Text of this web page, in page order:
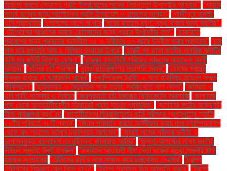
অমান্য করতে সেনাদের প্রতি ইসরায়েলের সাবেক নিরাপত্তা উপদেষ্টার আহ্বান"' "গাজার
সংঘর্ষ বন্ধের জন্য আলোচনার প্রতি ইসরায়েল ও হামাসের আগ্রহ" "গাজীপুরে হামলা:
ওসি প্রত্যাহার "গোসলের আগে না পরে "ঘরের বাতাসে দূষণ: সুস্থ থাকার জন্য করণীয়".
"চট্টগ্রামের আঞ্চলিক ভাষায় রোহিঙ্গাদের জন্য প্রধান উপদেষ্টার বার্তা" "চাকরিতে
প্রবেশের জন্য পুরুষদের বয়সসীমা ৩৫ ও নারীদের ৩৭ বছরে উন্নীত করার প্রস্তাব" "চার
মাস ধরে রপ্তানি আয় ৪ বিলিয়ন ডলারের উপরে" "চারটি পদ ছাড়া জাতীয় নাগরিক কমিটির
বাকি সব কমিটি বিলুপ্ত ঘোষণা" "চারবার বসতভিটা সরিয়েও ভাঙনের আতঙ্কে আলী
আহমদ" "চীনের ৫টি পদক্ষেপ "চুয়েট ছাত্রলীগের সভাপতি আটক" "চোখের স্বাস্থ্য
উন্নত রাখতে যে খাবারগুলি খাবেন" "চ্যাম্পিয়নস ট্রফি: ২ শর্তে হাইব্রিড মডেলে সম্মত
পাকিস্তান" "ছুরিকাঘাত ও বৈদ্যুতিক শকে হত্যা: সবজিখেতে লাশ ফেলা" "জমিয়ত ও
এবি পার্টি: সংস্কার ও নির্বাচন "জয়পুরহাটে হাট ইজারায় সিন্ডিকেটের কারসাজি "জাপানের
পক্ষ থেকে অন্তর্বর্তীকালীন সরকারের প্রতি সমর্থন পুনর্ব্যক্ত" "জার্মানির কঠোর অভিবাসন
নীতি পরিকল্পনা ব্যর্থ"m "জাহাঙ্গীরনগর বিশ্ববিদ্যালয় ভর্তি পরীক্ষার প্রশ্নপত্রে ত্রুটি:
৮০টির পরিবর্তে ৭৮টি প্রশ্ন" "জিনস পরিবর্তন করতে অস্বীকার করায় দাবা চ্যাম্পিয়নশিপ
থেকে বাদ পড়লেন বর্তমান চ্যাম্পিয়ন কার্লসেন" "জুলাই মাসের শহীদরা দুর্নীতি ও
দুঃশাসনমুক্ত বাংলাদেশ চেয়েছিলেন: জামায়াত আমির" "জুলাই-আগস্টের মধ্যে জাতীয়
নির্বাচন সম্ভব: মির্জা ফখরুল" "টাঙ্গাইলে আওয়ামী লীগ নেতা ফারুক হত্যা মামলার রায়ে
হতবাক সন্তানেরা "টেনিসের রানি’র সঙ্গে সাক্ষাৎ করে উচ্ছ্বসিত নেইমার" "ট্রাম্প
পেন্টাগনের নিয়ন্ত্রণ কেন নিতে চান?" "ট্রাম্প প্রশাসন ডিম আমদানি করবে" "ট্রাম্প